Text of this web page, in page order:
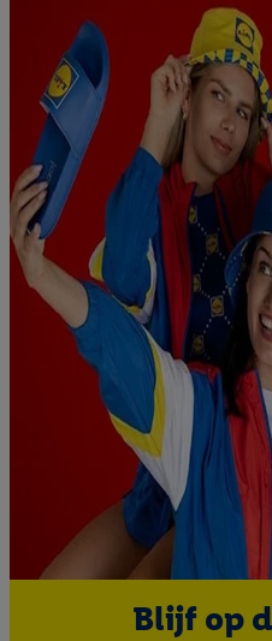
Blijf op